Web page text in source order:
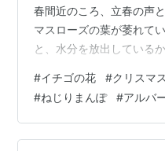
春間近のころ、立春の声
マスローズの葉が萎れて
と、水分を放出している
いていた。 暮れに整理の
り抜きやメモやスケッチ
（20231107）のシリー
蔵として建てられた煉瓦
#イチゴの花 #クリスマ
#ねじりまんぽ #アルバ